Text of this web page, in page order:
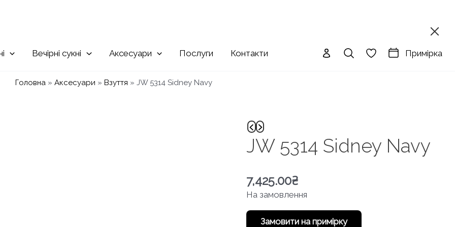
Вечірні Аксесуари Послуги Контакти Примірка
Головна » Аксесуари » Взуття » JW 5314 Sidney Navy
JW 5314 Sidney Navy
7,425.00₴
На замовлення
Замовити на примірку